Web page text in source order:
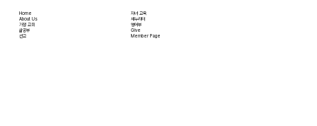
Home
About Us
​가정 교회
​삶공부
​선교
자녀 교육
새누리터
영어부
Give
Member Page